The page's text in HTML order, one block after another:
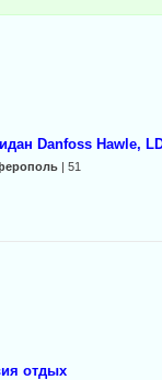
Danfoss Hawle,
| 51
отдых